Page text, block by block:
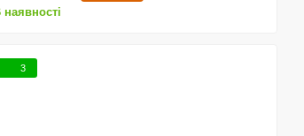
наявності
3